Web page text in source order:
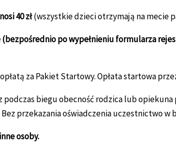
40 zł(wszystkie dzieci otrzymają na mecie
po wypełnieniu formularza
za Pakiet Startowy. Opłata startowa
biegu obecność rodzica lub
przekazania oświadczenia uczestnictwo w
osoby.